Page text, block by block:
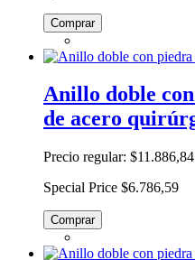
Comprar
Anillo doble
de acero
Precio regular: $11.886,84
Special Price $6.786,59
Comprar